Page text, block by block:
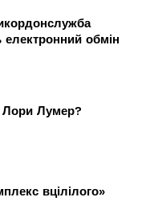
обмін
Лори Лумер?
вцілілого»